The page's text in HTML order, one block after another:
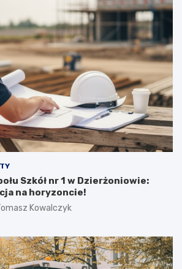
Szkół nr 1 w Dzierżoniowie:
na horyzoncie!
Kowalczyk